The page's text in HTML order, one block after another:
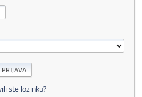
ste lozinku?